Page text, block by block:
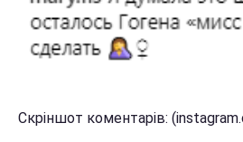
Скріншот коментарів: